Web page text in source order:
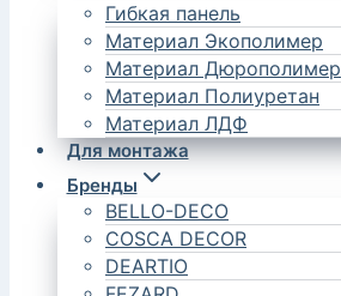
Гибкая панель
Материал Экополимер
Материал Дюрополимер
Материал Полиуретан
Материал ЛДФ
Для монтажа
Бренды
BELLO-DECO
COSCA DECOR
DEARTIO